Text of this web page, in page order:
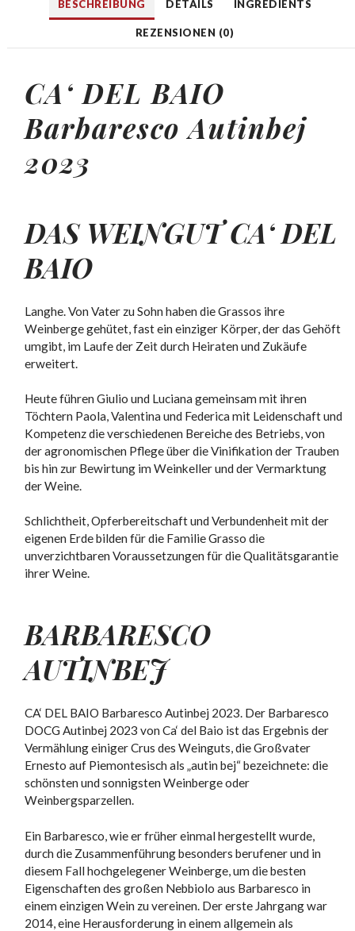
BESCHREIBUNG DETAILS INGREDIENTS
REZENSIONEN (0)
CA‘ DEL BAIO
Barbaresco Autinbej
2023
DAS WEINGUTCA‘ DEL
BAIO
Langhe. Von Vater zu Sohn haben die Grassos ihre
Weinberge gehütet, fast ein einziger Körper, der das Gehöft
umgibt, im Laufe der Zeit durch Heiraten und Zukäufe
erweitert.
Heute führen Giulio und Luciana gemeinsam mit ihren
Töchtern Paola, Valentina und Federica mit Leidenschaft und
Kompetenz die verschiedenen Bereiche des Betriebs, von
der agronomischen Pflege über die Vinifikation der Trauben
bis hin zur Bewirtung im Weinkeller und der Vermarktung
der Weine.
Schlichtheit, Opferbereitschaft und Verbundenheit mit der
eigenen Erde bilden für die Familie Grasso die
unverzichtbaren Voraussetzungen für die Qualitätsgarantie
ihrer Weine.
BARBARESCO
AUTINBEJ
CA‘ DEL BAIO Barbaresco Autinbej 2023. Der Barbaresco
DOCG Autinbej 2023 von Ca‘ del Baio ist das Ergebnis der
Vermählung einiger Crus des Weinguts, die Großvater
Ernesto auf Piemontesisch als „autin bej“ bezeichnete: die
schönsten und sonnigsten Weinberge oder
Weinbergsparzellen.
Ein Barbaresco, wie er früher einmal hergestellt wurde,
durch die Zusammenführung besonders berufener und in
diesem Fall hochgelegener Weinberge, um die besten
Eigenschaften des großen Nebbiolo aus Barbaresco in
einem einzigen Wein zu vereinen. Der erste Jahrgang war
2014, eine Herausforderung in einem allgemein als